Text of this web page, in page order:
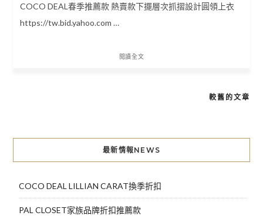
COCO DEAL春季推薦款 熱賣款下擺層次抓摺設計圓領上衣
https://tw.bid.yahoo.com …
閱讀全文
導
覽
較舊的文章
最新情報NEWS
COCO DEAL LILLIAN CARAT換季折扣
PAL CLOSET家族品牌折扣推薦款